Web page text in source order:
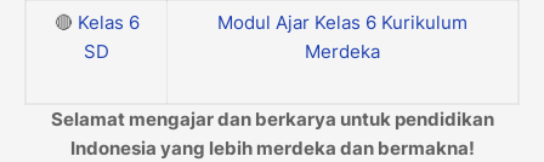
🔴 Kelas 6
SD
Modul Ajar Kelas 6 Kurikulum
Merdeka
Selamat mengajar dan berkarya untuk pendidikan
Indonesia yang lebih merdeka dan bermakna!